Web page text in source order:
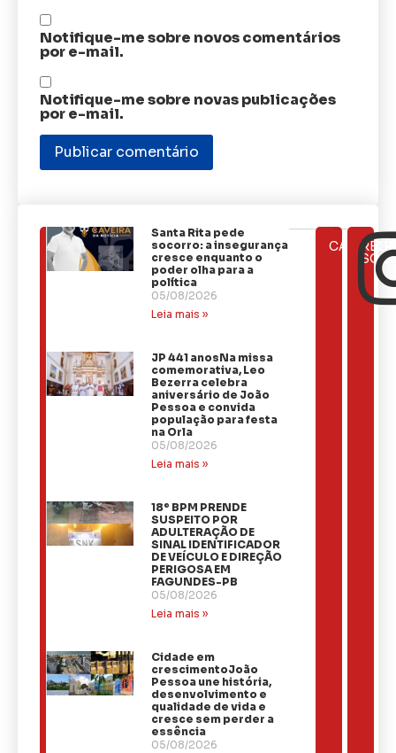
Notifique-me sobre novos comentários
por e-mail.
Notifique-me sobre novas publicações
por e-mail.
ÚLTIMAS
NOTÍCIAS
Santa Rita pede
socorro: a insegurança
cresce enquanto o
poder olha para a
política
05/08/2026
Leia mais »
JP 441 anosNa missa
comemorativa, Leo
Bezerra celebra
aniversário de João
Pessoa e convida
população para festa
na Orla
05/08/2026
Leia mais »
18º BPM PRENDE
SUSPEITO POR
ADULTERAÇÃO DE
SINAL IDENTIFICADOR
DE VEÍCULO E DIREÇÃO
PERIGOSA EM
FAGUNDES-PB
05/08/2026
Leia mais »
Cidade em
crescimentoJoão
Pessoa une história,
desenvolvimento e
qualidade de vida e
cresce sem perder a
essência
05/08/2026